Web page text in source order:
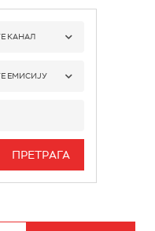
КАНАЛ
3
ЕМИСИЈУ